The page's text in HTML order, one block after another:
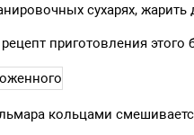
сухарях, жарить
приготовления этого
кольцами